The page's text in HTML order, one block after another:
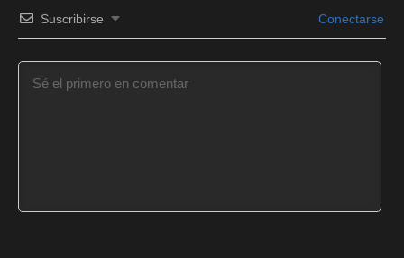
Suscribirse Conectarse